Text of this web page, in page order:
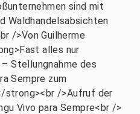
sind mit
Waldhandelsabsichten
/>Von Guilherme
alles nur
Stellungnahme des
Sempre zum
strong><br />Aufruf der
Vivo para Sempre<br />